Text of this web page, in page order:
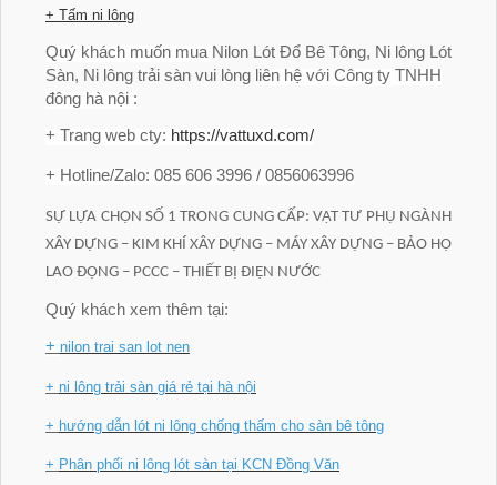
+ Tấm ni lông
Quý khách muốn mua Nilon Lót Đổ Bê Tông, Ni lông Lót
Sàn, Ni lông trải sàn vui lòng liên hệ với Công ty TNHH
đông hà nội :
+ Trang web cty: https://vattuxd.com/
+ Hotline/Zalo: 085 606 3996 / 0856063996
SỰ LỰA CHỌN SỐ 1 TRONG CUNG CẤP: VẬT TƯ PHỤ NGÀNH
XÂY DỰNG – KIM KHÍ XÂY DỰNG – MÁY XÂY DỰNG – BẢO HỘ
LAO ĐỘNG – PCCC – THIẾT BỊ ĐIỆN NƯỚC
Quý khách xem thêm tại:
+ nilon trai san lot nen
+ ni lông trải sàn giá rẻ tại hà nội
+ hướng dẫn lót ni lông chống thấm cho sàn bê tông
+ Phân phối ni lông lót sàn tại KCN Đồng Văn